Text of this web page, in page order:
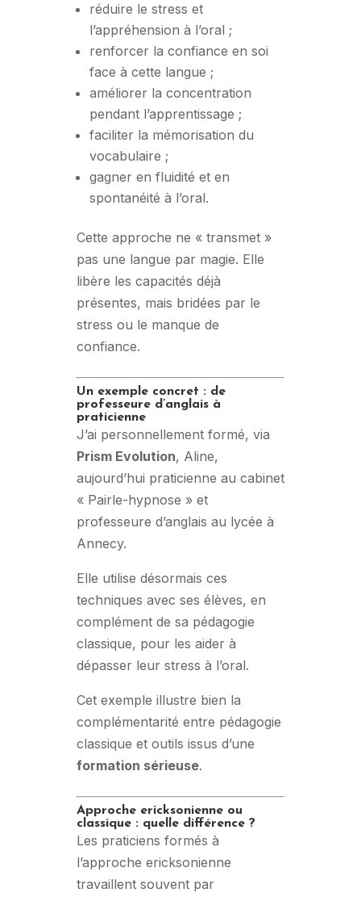
réduire le stress et
l’appréhension à l’oral ;
renforcer la confiance en soi
face à cette langue ;
améliorer la concentration
pendant l’apprentissage ;
faciliter la mémorisation du
vocabulaire ;
gagner en fluidité et en
spontanéité à l’oral.
Cette approche ne « transmet »
pas une langue par magie. Elle
libère les capacités déjà
présentes, mais bridées par le
stress ou le manque de
confiance.
Un exemple concret : de
professeure d’anglais à
praticienne
J’ai personnellement formé, via
Prism Evolution, Aline,
aujourd’hui praticienne au cabinet
« Pairle-hypnose » et
professeure d’anglais au lycée à
Annecy.
Elle utilise désormais ces
techniques avec ses élèves, en
complément de sa pédagogie
classique, pour les aider à
dépasser leur stress à l’oral.
Cet exemple illustre bien la
complémentarité entre pédagogie
classique et outils issus d’une
formation sérieuse.
Approche ericksonienne ou
classique : quelle différence ?
Les praticiens formés à
l’approche ericksonienne
travaillent souvent par